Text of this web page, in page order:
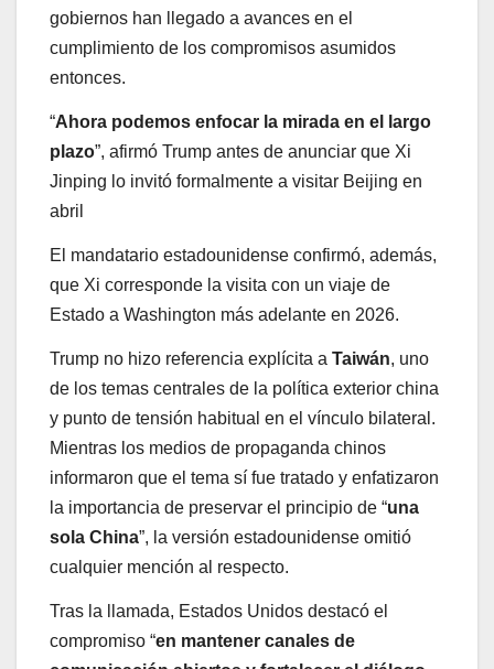
gobiernos han llegado a avances en el
cumplimiento de los compromisos asumidos
entonces.
“Ahora podemos enfocar la mirada en el largo
plazo”, afirmó Trump antes de anunciar que Xi
Jinping lo invitó formalmente a visitar Beijing en
abril
El mandatario estadounidense confirmó, además,
que Xi corresponde la visita con un viaje de
Estado a Washington más adelante en 2026.
Trump no hizo referencia explícita a Taiwán, uno
de los temas centrales de la política exterior china
y punto de tensión habitual en el vínculo bilateral.
Mientras los medios de propaganda chinos
informaron que el tema sí fue tratado y enfatizaron
la importancia de preservar el principio de “una
sola China”, la versión estadounidense omitió
cualquier mención al respecto.
Tras la llamada, Estados Unidos destacó el
compromiso “en mantener canales de